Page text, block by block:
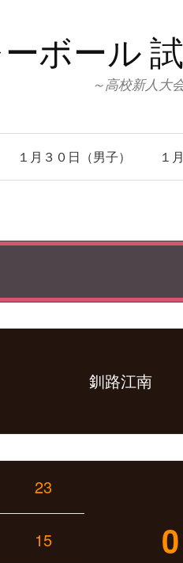
ボール
～高校新人大
１月３０日（男子） １
釧路江南
23
0
15